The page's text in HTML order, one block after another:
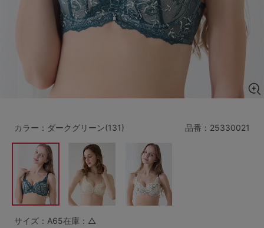
B70 B75 B80
C70 C85
D70
H70
SS M
L LL
価格帯から探す
～999円 1,000～1,999円
2,000～2,999円 3,000～3,999円
4,000円～
品番： 25330021
カラー：ダークグリーン(131)
サイズ：A65在庫：△